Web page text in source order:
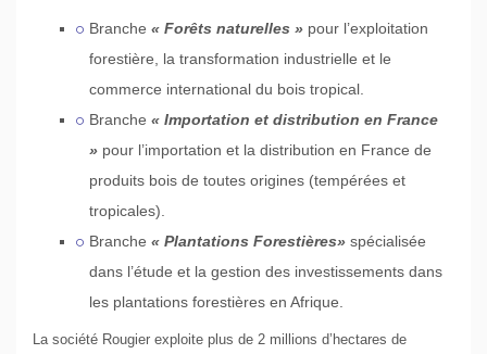
Branche « Forêts naturelles » pour l’exploitation
forestière, la transformation industrielle et le
commerce international du bois tropical.
Branche « Importation et distribution en France
» pour l’importation et la distribution en France de
produits bois de toutes origines (tempérées et
tropicales).
Branche « Plantations Forestières» spécialisée
dans l’étude et la gestion des investissements dans
les plantations forestières en Afrique.
La société Rougier exploite plus de 2 millions d’hectares de